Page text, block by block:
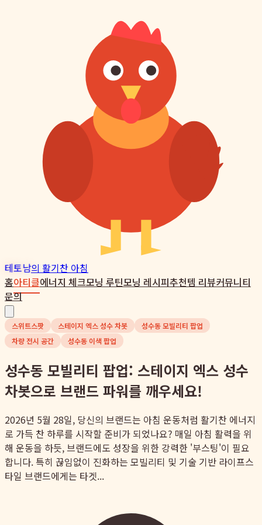
테토남의 활기찬 아침
홈아티클에너지 체크모닝 루틴모닝 레시피추천템 리뷰커뮤니티
문의
스위트스팟 스테이지 엑스 성수 차봇
성수동 모빌리티 팝업
차량 전시 공간
성수동 이색 팝업
성수동 모빌리티 팝업: 스테이지 엑스 성수
차봇으로 브랜드 파워를 깨우세요!
2026년 5월 28일, 당신의 브랜드는 아침 운동처럼 활기찬 에너지
로 가득 찬 하루를 시작할 준비가 되었나요? 매일 아침 활력을 위
해 운동을 하듯, 브랜드에도 성장을 위한 강력한 '부스팅'이 필요
합니다. 특히 끊임없이 진화하는 모빌리티 및 기술 기반 라이프스
타일 브랜드에게는 타겟...